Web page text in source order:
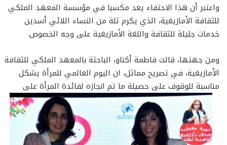
واعتبر أن هذا الاحتفاء يعد مكسبا في مؤسسة المعهد الملكي
للثقافة الأمازيغية، الذي يكرم ثلة من النساء اللائي أسدين
خدمات جليلة للثقافة واللغة الأمازيغية على وجه الخصوص.
ومن جهتها، قالت فاطمة أكناو، الباحثة بالمعهد الملكي للثقافة
الأمازيغية، في تصريح مماثل، ان اليوم العالمي للمرأة يشكل
مناسبة للوقوف على حصيلة ما تم انجازه لفائدة المرأة على